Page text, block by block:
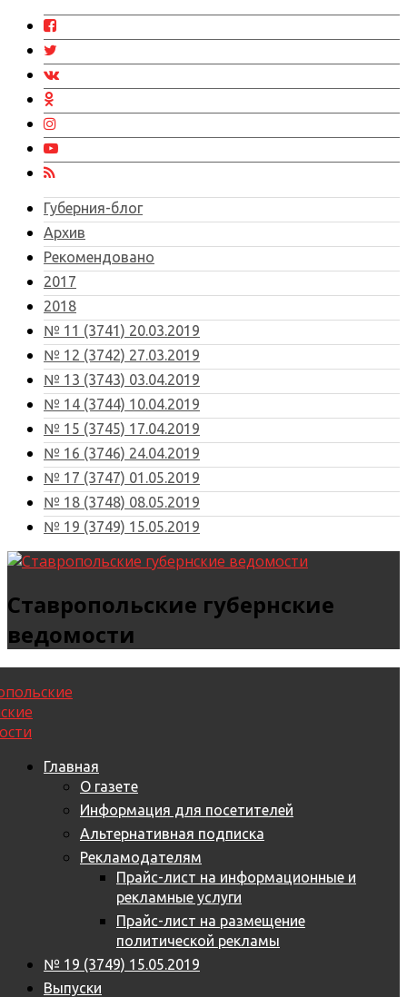
Губерния-блог
Архив
Рекомендовано
2017
2018
№ 11 (3741) 20.03.2019
№ 12 (3742) 27.03.2019
№ 13 (3743) 03.04.2019
№ 14 (3744) 10.04.2019
№ 15 (3745) 17.04.2019
№ 16 (3746) 24.04.2019
№ 17 (3747) 01.05.2019
№ 18 (3748) 08.05.2019
№ 19 (3749) 15.05.2019
Ставропольские губернские
ведомости
Главная
О газете
Информация для посетителей
Альтернативная подписка
Рекламодателям
Прайс-лист на информационные и
рекламные услуги
Прайс-лист на размещение
политической рекламы
№ 19 (3749) 15.05.2019
Выпуски